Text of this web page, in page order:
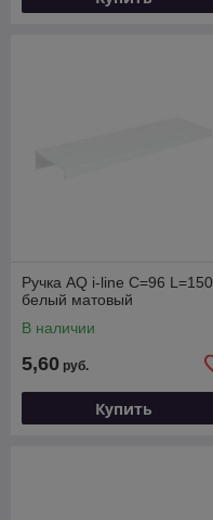
Ручка AQ i-line С=96 L=150
белый матовый
В наличии
5,60 руб.
Купить